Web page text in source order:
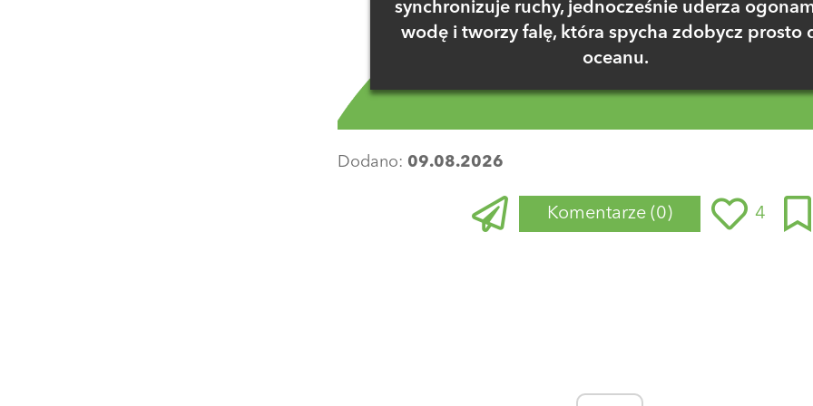
synchronizuje ruchy, jednocześnie uderza
wodę i tworzy falę, która spycha zdobycz prosto
oceanu.
Dodano: 09.08.2026
Komentarze (0) 4